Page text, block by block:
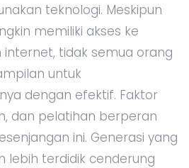
teknologi. Meskipun
memiliki akses ke
tidak semua orang
untuk
dengan efektif. Faktor
dan pelatihan berperan
ini. Generasi yang
lebih terdidik cenderung